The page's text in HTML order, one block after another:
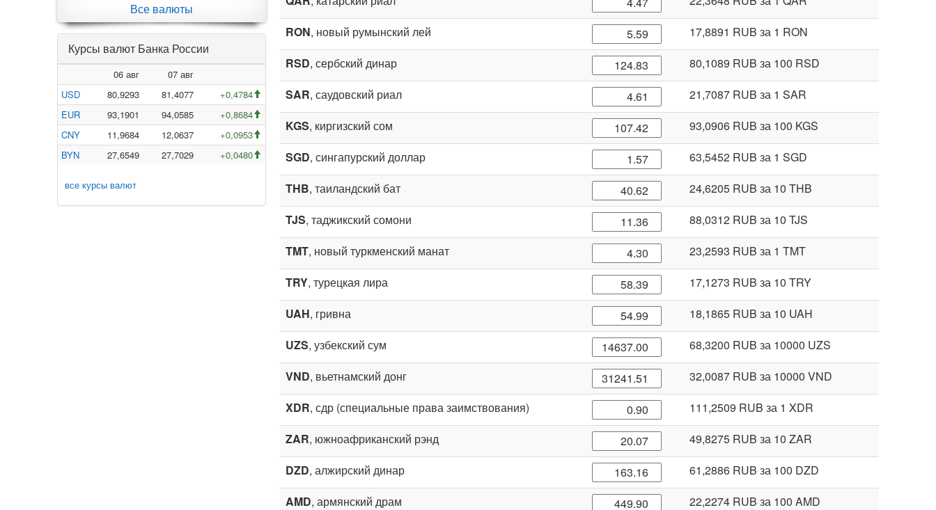
Все валюты
Курсы валют Банка России
06 авг
07 авг
USD
80,9293 81,4077
+0,4784
EUR
93,1901 94,0585
+0,8684
CNY
11,9684 12,0637
+0,0953
BYN
27,6549 27,7029 +0,0480
все курсы валют
RON, новый румынский лей 17,8891 RUB за 1 RON
RSD, сербский динар 80,1089 RUB за 100 RSD
SAR, саудовский риал 21,7087 RUB за 1 SAR
KGS, киргизский сом 93,0906 RUB за 100 KGS
SGD, сингапурcкий доллар 63,5452 RUB за 1 SGD
THB, таиландский бат 24,6205 RUB за 10 THB
TJS, таджикский сомони 88,0312 RUB за 10 TJS
TMT, новый туркменский манат 23,2593 RUB за 1 TMT
TRY, турецкая лира 17,1273 RUB за 10 TRY
UAH, гривна 18,1865 RUB за 10 UAH
UZS, узбекский сум 68,3200 RUB за 10000 UZS
VND, вьетнамский донг 32,0087 RUB за 10000 VND
XDR, сдр (специальные права заимствования) 111,2509 RUB за 1 XDR
ZAR, южноафриканский рэнд 49,8275 RUB за 10 ZAR
DZD, алжирский динар 61,2886 RUB за 100 DZD
AMD, армянский драм 22,2274 RUB за 100 AMD